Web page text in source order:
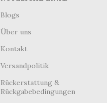
Blogs
Über uns
Kontakt
Versandpolitik
Rückerstattung &
Rückgabebedingungen